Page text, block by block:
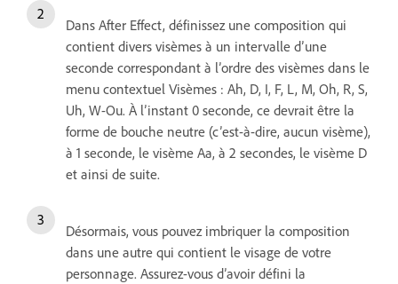
Dans After Effect, définissez une composition qui
contient divers visèmes à un intervalle d’une
seconde correspondant à l’ordre des visèmes dans le
menu contextuel Visèmes : Ah, D, I, F, L, M, Oh, R, S,
Uh, W-Ou. À l’instant 0 seconde, ce devrait être la
forme de bouche neutre (c’est-à-dire, aucun visème),
à 1 seconde, le visème Aa, à 2 secondes, le visème D
et ainsi de suite.
Désormais, vous pouvez imbriquer la composition
dans une autre qui contient le visage de votre
personnage. Assurez-vous d’avoir défini la